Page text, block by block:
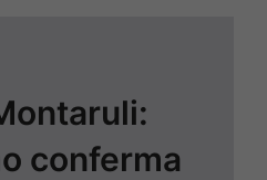
conferma